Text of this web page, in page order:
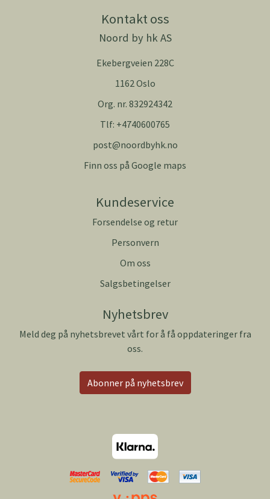
Kontakt oss
Noord by hk AS
Ekebergveien 228C
1162 Oslo
Org. nr. 832924342
Tlf: +4740600765
post@noordbyhk.no
Finn oss på Google maps
Kundeservice
Forsendelse og retur
Personvern
Om oss
Salgsbetingelser
Nyhetsbrev
Meld deg på nyhetsbrevet vårt for å få oppdateringer fra
oss.
Abonner på nyhetsbrev